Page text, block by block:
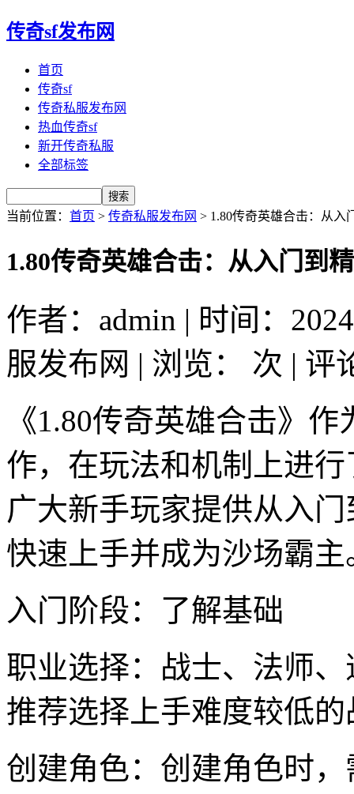
传奇sf发布网
首页
传奇sf
传奇私服发布网
热血传奇sf
新开传奇私服
全部标签
当前位置： 首页 > 传奇私服发布网 > 1.80传奇英雄合击：从入
1.80传奇英雄合击：从入门到
作者：admin | 时间：
服发布网 | 浏览：
次 | 评
《1.80传奇英雄合击》
作，在玩法和机制上进
广大新手玩家提供从入
快速上手并成为沙场霸主
入门阶段：了解基础
职业选择：战士、法师
推荐选择上手难度较低
创建角色：创建角色时